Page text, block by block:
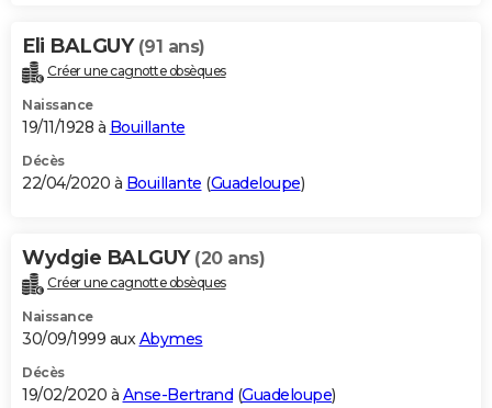
Eli BALGUY (91 ans)
Créer une cagnotte obsèques
Naissance
19/11/1928 à Bouillante
Décès
22/04/2020 à Bouillante (Guadeloupe)
Wydgie BALGUY (20 ans)
Créer une cagnotte obsèques
Naissance
30/09/1999 auxAbymes
Décès
19/02/2020 à Anse-Bertrand (Guadeloupe)